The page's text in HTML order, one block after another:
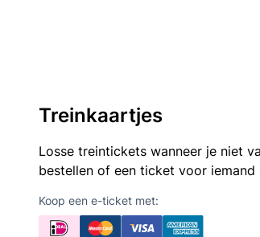
Treinkaartjes
Losse treintickets wanneer je niet
bestellen of een ticket voor iemand
Koop een e-ticket met: